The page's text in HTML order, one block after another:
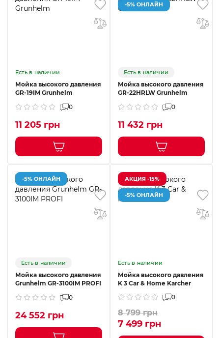
Есть в наличии
Мойка высокого давления
GR-19IM Grunhelm
0
11 205 грн
-5% ОНЛАЙН
Есть в наличии
Мойка высокого давления
GR-22HRLW Grunhelm
0
11 432 грн
-5% ОНЛАЙН
Есть в наличии
Мойка высокого давления
Grunhelm GR-3100IM PROFI
0
24 552 грн
АКЦИЯ -15%
-5% ОНЛАЙН
Есть в наличии
Мойка высокого давления
K 3 Car & Home Karcher
0
8 799 грн
7 499 грн